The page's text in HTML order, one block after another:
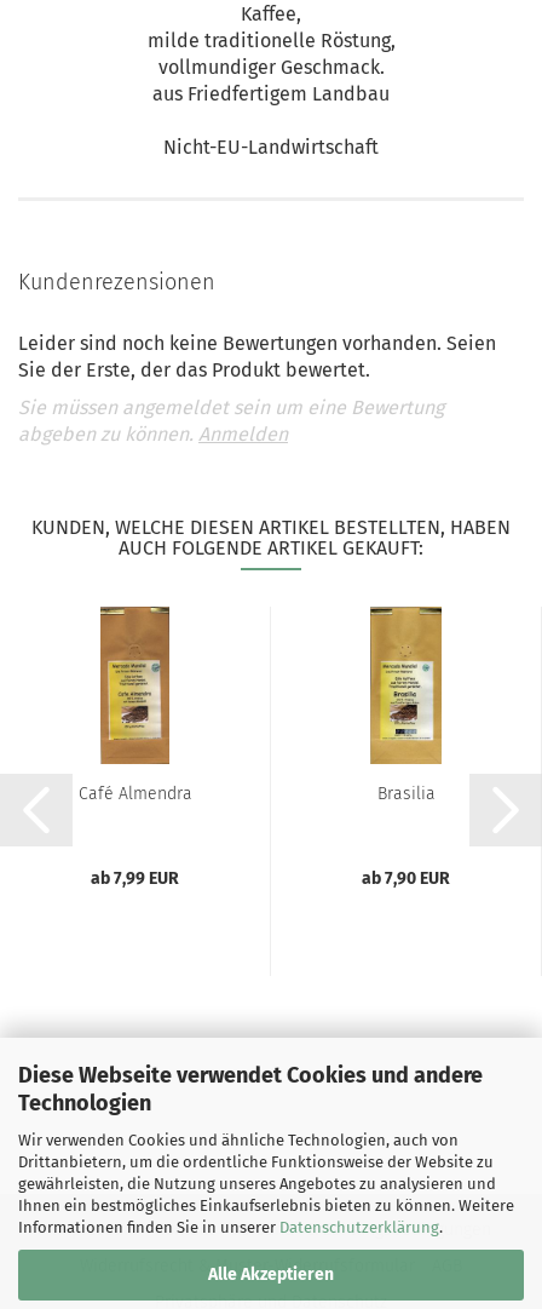
Diese Webseite verwendet Cookies und andere
Technologien
Wir verwenden Cookies und ähnliche Technologien, auch von
Drittanbietern, um die ordentliche Funktionsweise der Website zu
gewährleisten, die Nutzung unseres Angebotes zu analysieren und
Ihnen ein bestmögliches Einkaufserlebnis bieten zu können. Weitere
Informationen finden Sie in unserer Datenschutzerklärung.
Alle Akzeptieren
Kaffee,
milde traditionelle Röstung,
vollmundiger Geschmack.
aus Friedfertigem Landbau
Nicht-EU-Landwirtschaft
Kundenrezensionen
Leider sind noch keine Bewertungen vorhanden. Seien
Sie der Erste, der das Produkt bewertet.
Sie müssen angemeldet sein um eine Bewertung
abgeben zu können. Anmelden
KUNDEN, WELCHE DIESEN ARTIKEL BESTELLTEN, HABEN
AUCH FOLGENDE ARTIKEL GEKAUFT:
Café Almendra
ab 7,99 EUR
Brasilia
ab 7,90 EUR
Impressum Kontakt
Versand- & Zahlungsbedingungen
Widerrufsrecht & Muster-Widerrufsformular
Privatsphäre und Datenschutz